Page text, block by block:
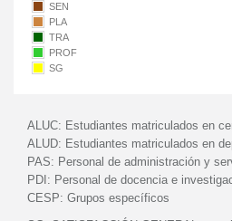
SEN
PLA
TRA
PROF
SG
ALUC: Estudiantes matriculados en
ALUD: Estudiantes matriculados en
PAS: Personal de administración y
PDI: Personal de docencia e
CESP: Grupos específicos